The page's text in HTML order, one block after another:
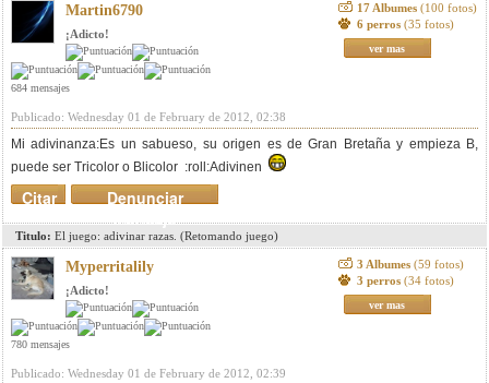
Martin6790
¡Adicto!
684 mensajes
17 Albumes (100 fotos)
6 perros (35 fotos)
ver mas
Publicado: Wednesday 01 de February de 2012, 02:38
Mi adivinanza:Es un sabueso, su origen es de Gran Bretaña y empieza B,
puede ser Tricolor o Blicolor :roll:Adivinen
Denunciar
mensaje
Citar
Titulo: El juego: adivinar razas. (Retomando juego)
Myperritalily
¡Adicto!
780 mensajes
3 Albumes (59 fotos)
3 perros (34 fotos)
ver mas
Publicado: Wednesday 01 de February de 2012, 02:39